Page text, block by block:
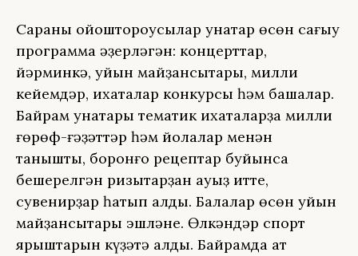
Сараны ойоштороусылар ҡунаҡтар өсөн сағыу
программа әҙерләгән: концерттар,
йәрминкә, уйын майҙансыҡтары, милли
кейемдәр, ихаталар конкурсы һәм башҡалар.
Байрам ҡунаҡтары тематик ихаталарҙа милли
ғөрөф-ғәҙәттәр һәм йолалар менән
танышты, боронғо рецептар буйынса
бешерелгән ризыҡтарҙан ауыҙ итте,
сувенирҙар һатып алды. Балалар өсөн уйын
майҙансыҡтары эшләне. Өлкәндәр спорт
ярыштарын күҙәтә алды. Байрамда ат